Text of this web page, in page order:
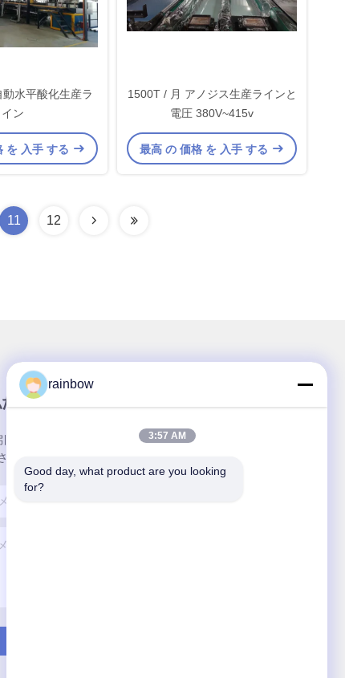
水平酸化生産ラ
イン
を 入手 する
1500T / 月 アノジス生産ラインと
電圧 380V~415v
最高 の 価格 を 入手 する
11 12
ちのニュースレター
など、お得な情報をお届けするニュースレターにご登録く
い。
rainbow
3:57 AM
Good day, what product are you looking
for?